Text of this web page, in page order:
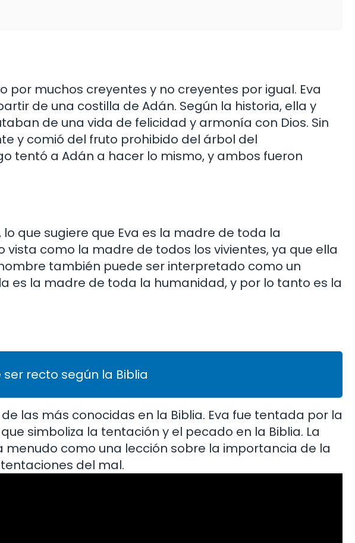
por muchos creyentes y no creyentes por igual. Eva
de una costilla de Adán. Según la historia, ella y
de una vida de felicidad y armonía con Dios. Sin
y comió del fruto prohibido del árbol del
tentó a Adán a hacer lo mismo, y ambos fueron
lo que sugiere que Eva es la madre de toda la
vista como la madre de todos los vivientes, ya que ella
también puede ser interpretado como un
es la madre de toda la humanidad, y por lo tanto es la
recto según la Biblia
las más conocidas en la Biblia. Eva fue tentada por la
simboliza la tentación y el pecado en la Biblia. La
menudo como una lección sobre la importancia de la
del mal.